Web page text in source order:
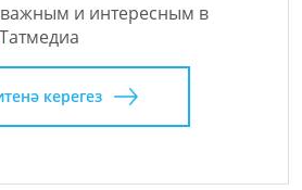
и интересным в
Татмедиа
керегез